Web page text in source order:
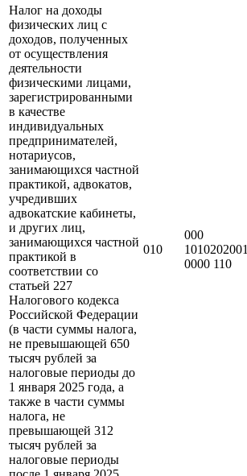
Налог на доходы
физических лиц с
доходов, полученных
от осуществления
деятельности
физическими лицами,
зарегистрированными
в качестве
индивидуальных
предпринимателей,
нотариусов,
занимающихся частной
практикой, адвокатов,
учредивших
адвокатские кабинеты,
и других лиц,
занимающихся частной
практикой в
соответствии со
статьей 227
Налогового кодекса
Российской Федерации
(в части суммы налога,
не превышающей 650
тысяч рублей за
налоговые периоды до
1 января 2025 года, а
также в части суммы
налога, не
превышающей 312
тысяч рублей за
налоговые периоды
010
000
1010202001
0000 110